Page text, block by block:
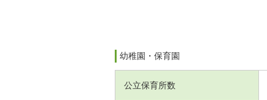
幼稚園・保育園
公立保育所数